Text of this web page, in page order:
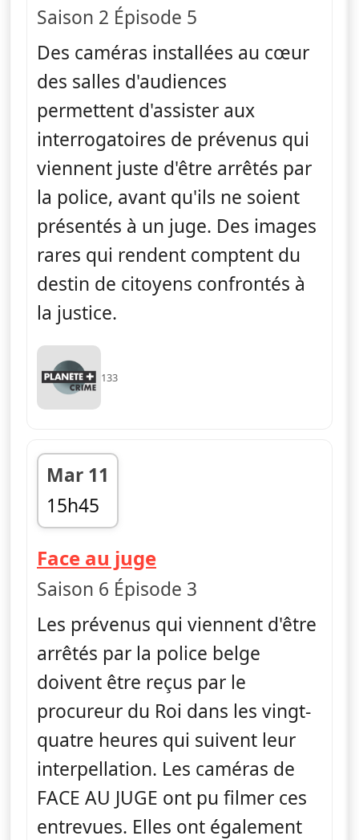
Saison 2 Épisode 5
Des caméras installées au cœur
des salles d'audiences
permettent d'assister aux
interrogatoires de prévenus qui
viennent juste d'être arrêtés par
la police, avant qu'ils ne soient
présentés à un juge. Des images
rares qui rendent comptent du
destin de citoyens confrontés à
la justice.
133
Mar 11
15h45
fin 16h21
Face au juge— Face au juge
Saison 6 Épisode 3
Les prévenus qui viennent d'être
arrêtés par la police belge
doivent être reçus par le
procureur du Roi dans les vingt-
quatre heures qui suivent leur
interpellation. Les caméras de
FACE AU JUGE ont pu filmer ces
entrevues. Elles ont également